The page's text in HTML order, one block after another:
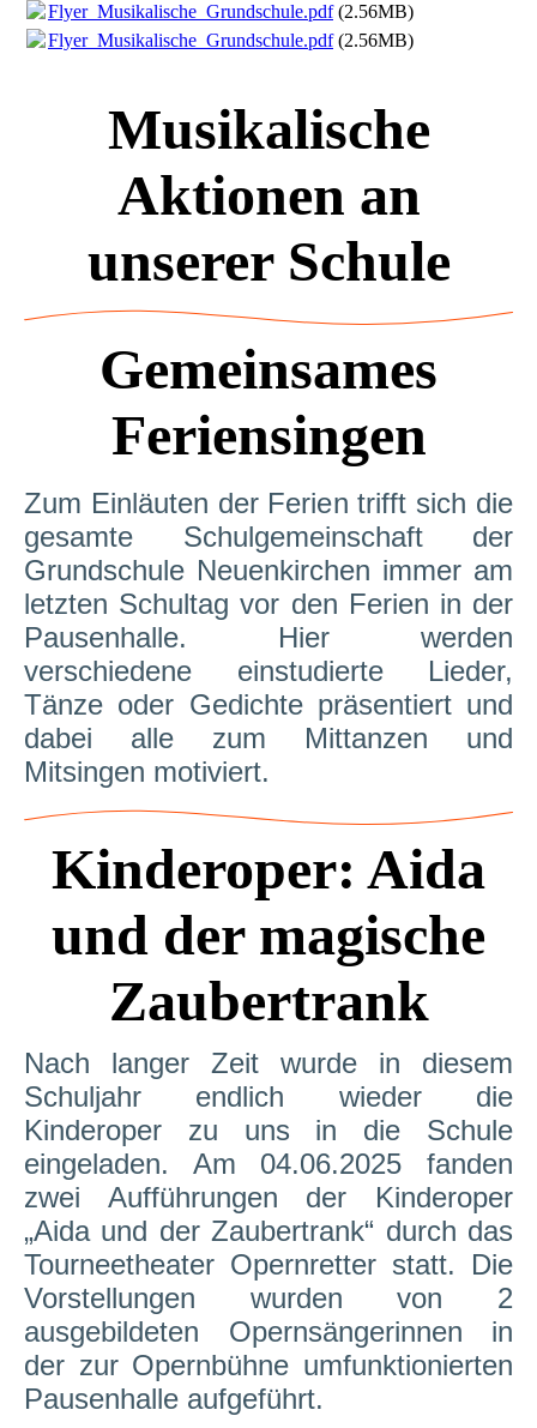
Flyer_Musikalische_Grundschule.pdf(2.56MB)
Flyer_Musikalische_Grundschule.pdf(2.56MB)
Musikalische
Aktionen an
unserer Schule
Gemeinsames
Feriensingen
Zum Einläuten der Ferien trifft sich die
gesamte Schulgemeinschaft der
Grundschule Neuenkirchen immer am
letzten Schultag vor den Ferien in der
Pausenhalle. Hier werden
verschiedene einstudierte Lieder,
Tänze oder Gedichte präsentiert und
dabei alle zum Mittanzen und
Mitsingen motiviert.
Kinderoper: Aida
und der magische
Zaubertrank
Nach langer Zeit wurde in diesem
Schuljahr endlich wieder die
Kinderoper zu uns in die Schule
eingeladen. Am 04.06.2025 fanden
zwei Aufführungen der Kinderoper
„Aida und der Zaubertrank“ durch das
Tourneetheater Opernretter statt. Die
Vorstellungen wurden von 2
ausgebildeten Opernsängerinnen in
der zur Opernbühne umfunktionierten
Pausenhalle aufgeführt.